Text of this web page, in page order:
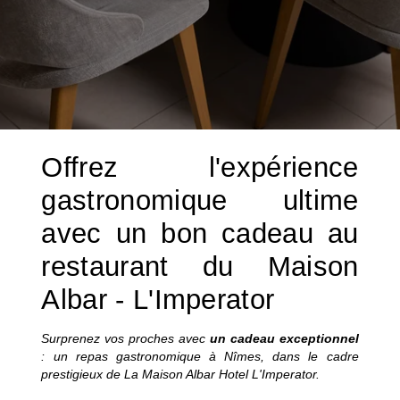
Offrez l'expérience
gastronomique ultime
avec un bon cadeau au
restaurant du Maison
Albar - L'Imperator
Surprenez vos proches avec un cadeau exceptionnel
: un repas gastronomique à Nîmes, dans le cadre
prestigieux de La Maison Albar Hotel L'Imperator.